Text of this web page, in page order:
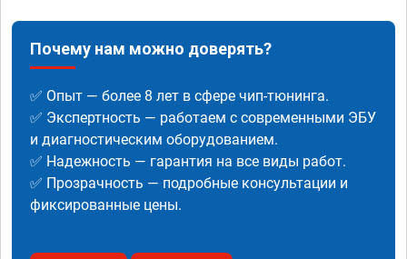
Почему нам можно доверять?
✅ Опыт — более 8 лет в сфере чип-тюнинга.
✅ Экспертность — работаем с современными ЭБУ
и диагностическим оборудованием.
✅ Надежность — гарантия на все виды работ.
✅ Прозрачность — подробные консультации и
фиксированные цены.